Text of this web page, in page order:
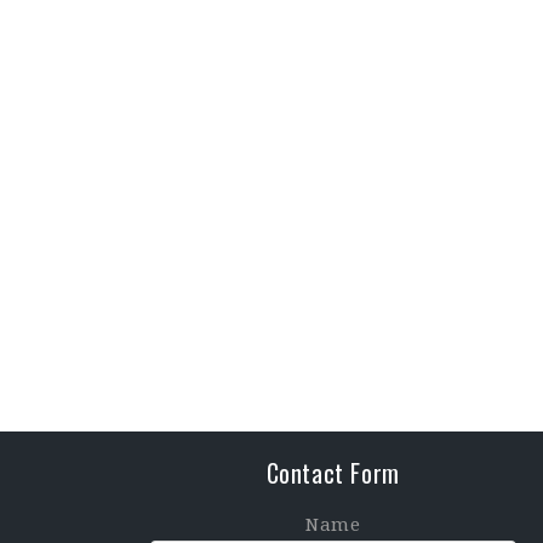
Contact Form
Name